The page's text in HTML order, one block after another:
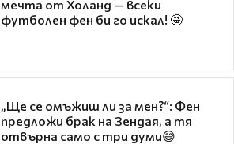
мечта от Холанд — всеки
футболен фен би го искал! 🤩
„Ще се омъжиш ли за мен?“: Фен
предложи брак на Зендая, а тя
отвърна само с три думи😅